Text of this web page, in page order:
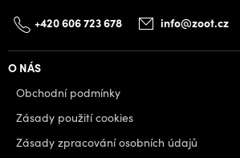
+420 606 723 678 info@zoot.cz
O NÁS
Obchodní podmínky
Zásady použití cookies
Zásady zpracování osobních údajů